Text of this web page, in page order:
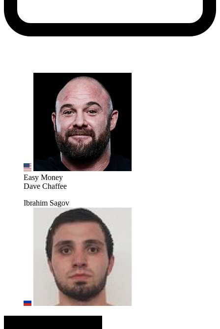
Easy Money
Dave Chaffee
Ibrahim Sagov